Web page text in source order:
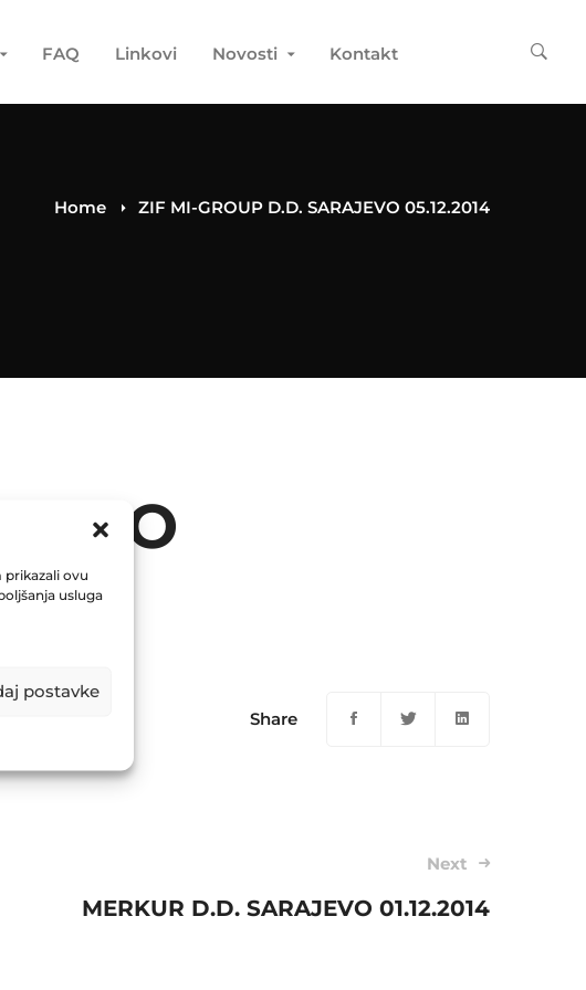
prikazali ovu
usluga
postavke
FAQ Linkovi Novosti Kontakt
Home ZIF MI-GROUP D.D. SARAJEVO 05.12.2014
Share
Next
MERKUR D.D. SARAJEVO 01.12.2014